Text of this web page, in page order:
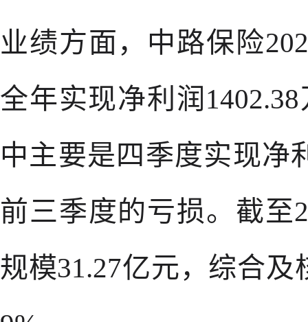
业绩方面，中路保险
全年实现净利润
中主要是四季度实现净
前三季度的亏损。截至
规模31.27亿元，综合